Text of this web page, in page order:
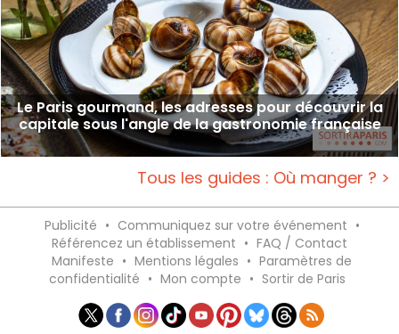
Le Paris gourmand, les adresses pour découvrir la
capitale sous l'angle de la gastronomie française
Tous les guides : Où manger ? >
Publicité • Communiquez sur votre événement •
Référencez un établissement • FAQ / Contact
Manifeste • Mentions légales • Paramètres de
confidentialité • Mon compte • Sortir de Paris